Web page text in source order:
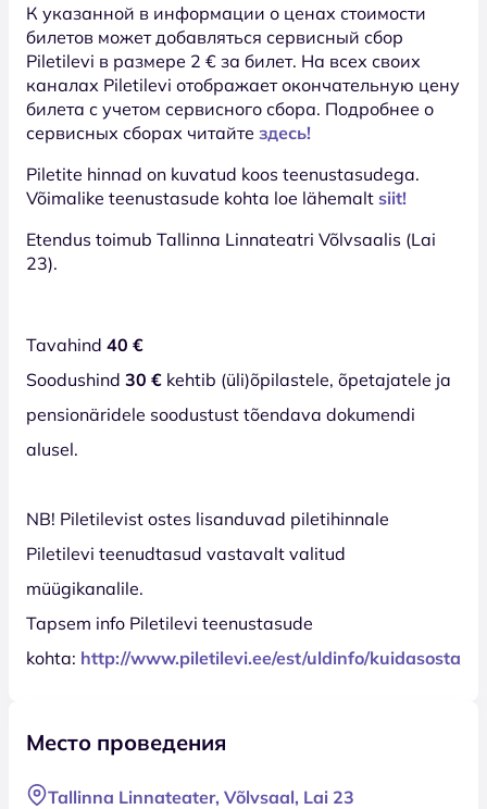
К указанной в информации о ценах стоимости
билетов может добавляться сервисный сбор
Piletilevi в размере 2 € за билет. На всех своих
каналах Piletilevi отображает окончательную цену
билета с учетом сервисного сбора. Подробнее о
сервисных сборах читайте здесь!
Piletite hinnad on kuvatud koos teenustasudega.
Võimalike teenustasude kohta loe lähemalt siit!
Etendus toimub Tallinna Linnateatri Võlvsaalis (Lai
23).
Tavahind 40 €
Soodushind 30 € kehtib (üli)õpilastele, õpetajatele ja
pensionäridele soodustust tõendava dokumendi
alusel.
NB! Piletilevist ostes lisanduvad piletihinnale
Piletilevi teenudtasud vastavalt valitud
müügikanalile.
Tapsem info Piletilevi teenustasude
kohta: http://www.piletilevi.ee/est/uldinfo/kuidasosta/
Место проведения
Tallinna Linnateater, Võlvsaal, Lai 23